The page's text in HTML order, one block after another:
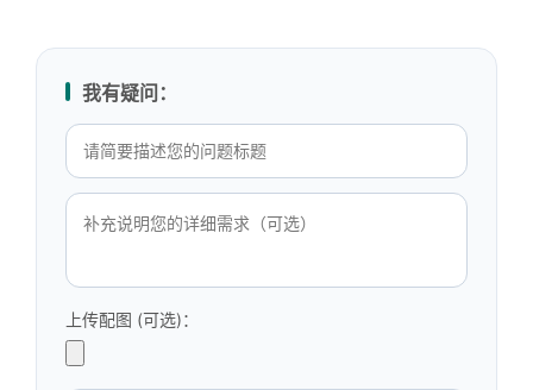
我有疑问：
上传配图 (可选)：